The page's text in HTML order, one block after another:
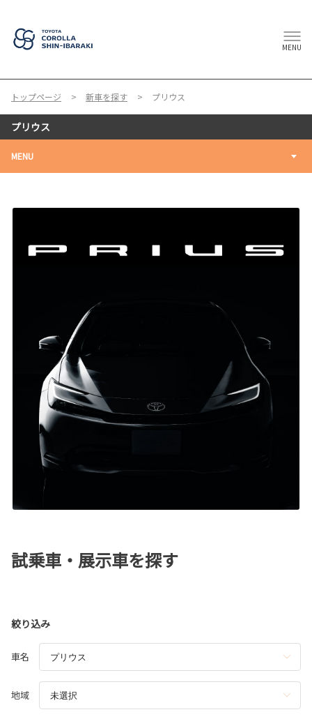
MENU
トップページ 新車を探す プリウス
プリウス
MENU
試乗車・展示車を探す
絞り込み
車名
地域